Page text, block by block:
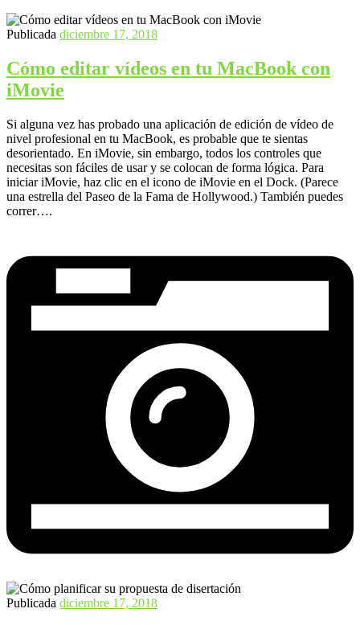
Publicada diciembre 17, 2018
Cómo editar vídeos en tu MacBook con
iMovie
Si alguna vez has probado una aplicación de edición de vídeo de
nivel profesional en tu MacBook, es probable que te sientas
desorientado. En iMovie, sin embargo, todos los controles que
necesitas son fáciles de usar y se colocan de forma lógica. Para
iniciar iMovie, haz clic en el icono de iMovie en el Dock. (Parece
una estrella del Paseo de la Fama de Hollywood.) También puedes
correr….
Publicada diciembre 17, 2018